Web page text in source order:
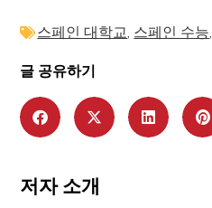
스페인 대학교, 스페인 수능,
글 공유하기
저자 소개